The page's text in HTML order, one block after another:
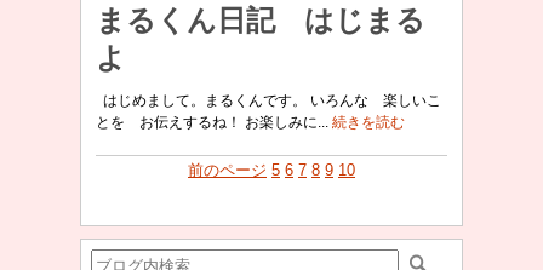
まるくん日記 はじまる
よ
はじめまして。まるくんです。 いろんな 楽しいこ
とを お伝えするね！ お楽しみに... 続きを読む
前のページ 5 6 7 8 9 10